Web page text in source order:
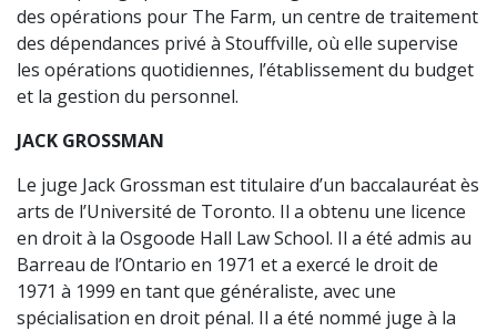
des opérations pour The Farm, un centre de traitement
des dépendances privé à Stouffville, où elle supervise
les opérations quotidiennes, l’établissement du budget
et la gestion du personnel.
JACK GROSSMAN
Le juge Jack Grossman est titulaire d’un baccalauréat ès
arts de l’Université de Toronto. Il a obtenu une licence
en droit à la Osgoode Hall Law School. Il a été admis au
Barreau de l’Ontario en 1971 et a exercé le droit de
1971 à 1999 en tant que généraliste, avec une
spécialisation en droit pénal. Il a été nommé juge à la